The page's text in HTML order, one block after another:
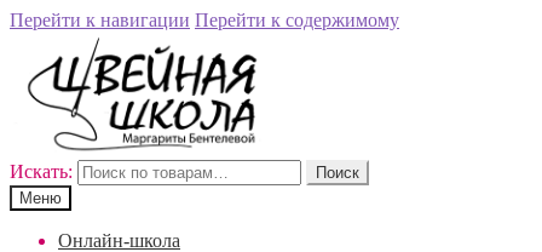
Перейти к навигации Перейти к содержимому
Искать:
Поиск
Меню
Онлайн-школа